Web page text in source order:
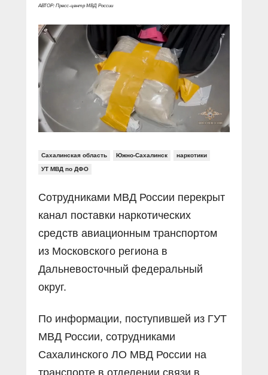
АВТОР: Пресс-центр МВД России
Сахалинская область Южно-Сахалинск наркотики
УТ МВД по ДФО
Сотрудниками МВД России перекрыт
канал поставки наркотических
средств авиационным транспортом
из Московского региона в
Дальневосточный федеральный
округ.
По информации, поступившей из ГУТ
МВД России, сотрудниками
Сахалинского ЛО МВД России на